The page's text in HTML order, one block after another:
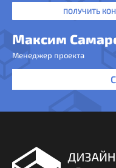
ПОЛУЧИТЬ
Максим
Менеджер проекта